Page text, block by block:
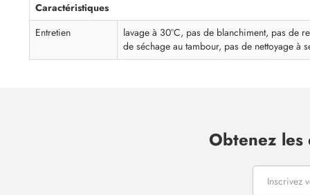
Caractéristiques
Entretien
lavage à 30°C, pas de blanchiment, pas de
de séchage au tambour, pas de nettoyage à
Obtenez les